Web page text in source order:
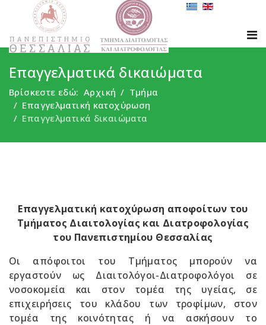
Επαγγελματικά δικαιώματα
Βρίσκεστε εδώ: Αρχική
Τμήμα
Επαγγελματική κατοχύρωση
Επαγγελματικά δικαιώματα
Επαγγελματική κατοχύρωση αποφοίτων του
Τμήματος Διαιτολογίας και Διατροφολογίας
του Πανεπιστημίου Θεσσαλίας
Οι απόφοιτοι του Τμήματος μπορούν να
εργαστούν ως Διαιτολόγοι-Διατροφολόγοι σε
νοσοκομεία και στον τομέα της υγείας, σε
επιχειρήσεις του κλάδου των τροφίμων, στον
τομέα της κοινότητας ή να ασκήσουν το